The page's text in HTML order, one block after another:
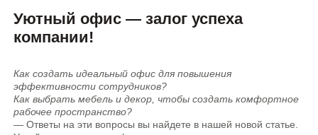
Уютный офис — залог успеха
компании!
Как создать идеальный офис для повышения
эффективности сотрудников?
Как выбрать мебель и декор, чтобы создать комфортное
рабочее пространство?
— Ответы на эти вопросы вы найдете в нашей новой статье.